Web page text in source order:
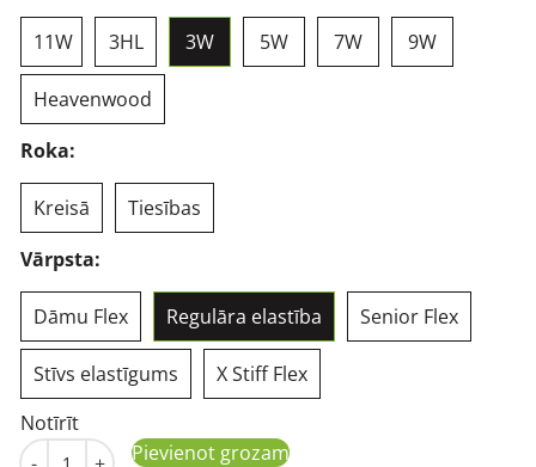
11W 3HL 3W 5W 7W 9W
Heavenwood
Roka:
Kreisā
Tiesības
Vārpsta:
Dāmu Flex Regulāra elastība Senior Flex
Stīvs elastīgums
X Stiff Flex
Notīrīt
Callaway Rogue ST MAX Fairway Wood golfa nūja
Pievienot grozam